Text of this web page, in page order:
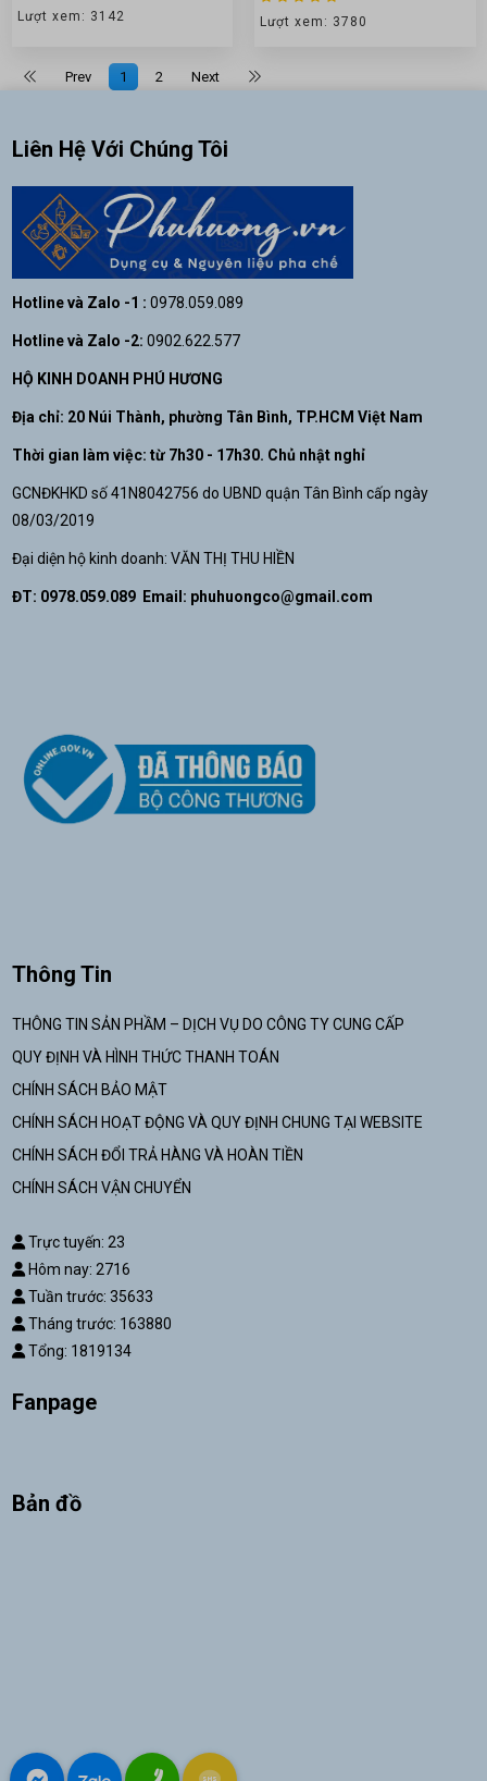
Lượt xem: 3142 Lượt xem: 3780
Prev 1 2 Next
Liên Hệ Với Chúng Tôi
Hotline và Zalo -1 : 0978.059.089
Hotline và Zalo -2: 0902.622.577
HỘ KINH DOANH PHÚ HƯƠNG
Địa chỉ: 20 Núi Thành, phường Tân Bình, TP.HCM Việt Nam
Thời gian làm việc: từ 7h30 - 17h30. Chủ nhật nghỉ
GCNĐKHKD số 41N8042756 do UBND quận Tân Bình cấp ngày
08/03/2019
Đại diện hộ kinh doanh: VĂN THỊ THU HIỀN
ĐT: 0978.059.089 Email: phuhuongco@gmail.com
Thông Tin
THÔNG TIN SẢN PHẦM – DỊCH VỤ DO CÔNG TY CUNG CẤP
QUY ĐỊNH VÀ HÌNH THỨC THANH TOÁN
CHÍNH SÁCH BẢO MẬT
CHÍNH SÁCH HOẠT ĐỘNG VÀ QUY ĐỊNH CHUNG TẠI WEBSITE
CHÍNH SÁCH ĐỔI TRẢ HÀNG VÀ HOÀN TIỀN
CHÍNH SÁCH VẬN CHUYỂN
Trực tuyến: 23
Hôm nay: 2716
Tuần trước: 35633
Tháng trước: 163880
Tổng: 1819134
Fanpage
Bản đồ